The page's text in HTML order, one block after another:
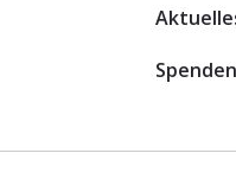
Spenden